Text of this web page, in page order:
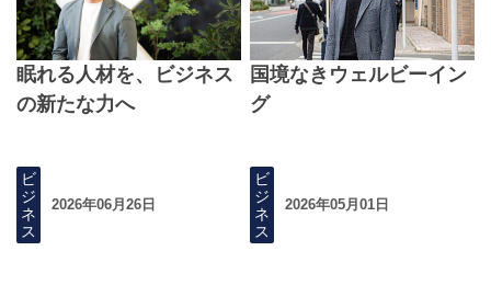
眠れる人材を、ビジネス
の新たな力へ
ビ
ジ
ネ
ス
2026年06月26日
国境なきウェルビーイン
グ
ビ
ジ
ネ
ス
2026年05月01日